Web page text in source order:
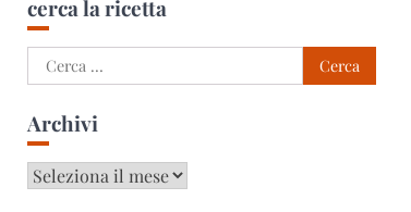
cerca la ricetta
Ricerca
per:
Archivi
Archivi